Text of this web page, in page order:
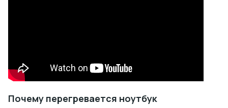
Почему перегревается ноутбук